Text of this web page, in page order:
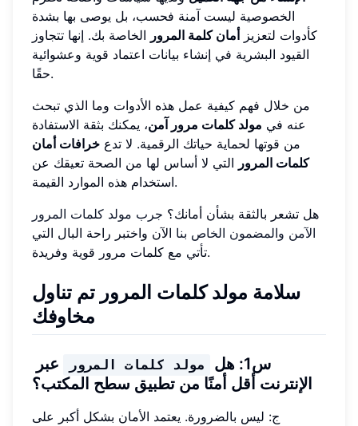
الخصوصية ليست آمنة فحسب، بل يوصى بها بشدة
كأدوات لتعزيز أمان كلمة المرور الخاصة بك. إنها تتجاوز
القيود البشرية في إنشاء بيانات اعتماد قوية وعشوائية
حقًا.
من خلال فهم كيفية عمل هذه الأدوات وما الذي تبحث
عنه في مولد كلمات مرور آمن، يمكنك بثقة الاستفادة
من قوتها لحماية حياتك الرقمية. لا تدع خرافات أمان
كلمات المرور التي لا أساس لها من الصحة تعيقك عن
استخدام هذه الموارد القيمة.
هل تشعر بالثقة بشأن أمانك؟ جرب مولد كلمات المرور
الآمن والمضمون الخاص بنا الآن واختبر راحة البال التي
تأتي مع كلمات مرور قوية وفريدة.
سلامة مولد كلمات المرور تم تناول
مخاوفك
س1: هل مولد كلمات المرور
عبر
الإنترنت أقل أمنًا من تطبيق سطح المكتب؟
ج: ليس بالضرورة. يعتمد الأمان بشكل أكبر على